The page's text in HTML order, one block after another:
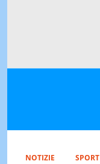
NOTIZIE
SPORT